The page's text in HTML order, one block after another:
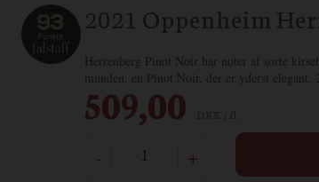
2021 Oppenheim
Herrenberg Pinot Noir har noter af sorte
munden, en Pinot Noir, der er yderst elegant.
509,00
- +